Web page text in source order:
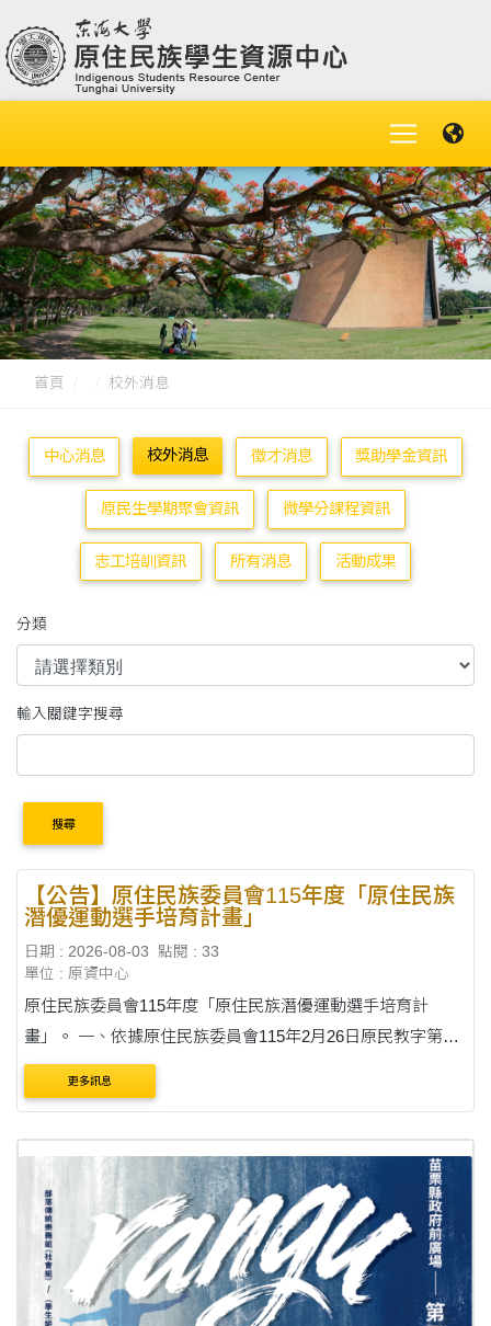
首頁 校外消息
中心消息 校外消息 徵才消息 獎助學金資訊
原民生學期聚會資訊 微學分課程資訊
志工培訓資訊 所有消息 活動成果
分類
輸入關鍵字搜尋
搜尋
【公告】原住民族委員會115年度「原住民族
潛優運動選手培育計畫」
日期 : 2026-08-03
點閱 : 33
單位 : 原資中心
原住民族委員會115年度「原住民族潛優運動選手培育計
畫」。 一、依據原住民族委員會115年2月26日原民教字第
11500092201號函辦理。 二、為發掘更多具有潛力的原住民
運動選手，並激發原住民學 生優異潛能，該會將擴....
更多訊息